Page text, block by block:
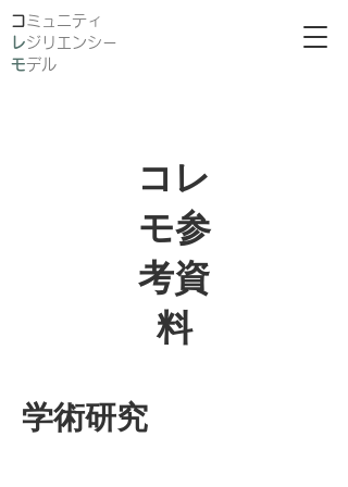
​ミュニティ
レジリエンシー
モデル
​コレ
モ参
考資
料
学術研究